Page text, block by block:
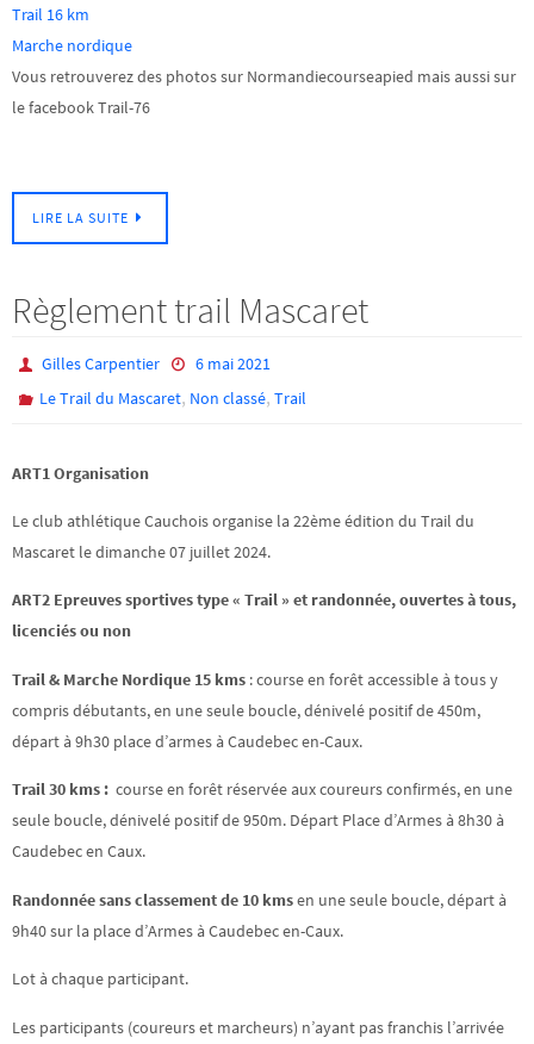
Trail 16 km
Marche nordique
Vous retrouverez des photos sur Normandiecourseapied mais aussi sur
le facebook Trail-76
LIRE LA SUITE
Règlement trail Mascaret
Gilles Carpentier
6 mai 2021
Le Trail du Mascaret, Non classé,Trail
ART1 Organisation
Le club athlétique Cauchois organise la 22ème édition du Trail du
Mascaret le dimanche 07 juillet 2024.
ART2 Epreuves sportives type « Trail » et randonnée, ouvertes à tous,
licenciés ou non
Trail & Marche Nordique 15 kms : course en forêt accessible à tous y
compris débutants, en une seule boucle, dénivelé positif de 450m,
départ à 9h30 place d’armes à Caudebec en-Caux.
Trail 30 kms : course en forêt réservée aux coureurs confirmés, en une
seule boucle, dénivelé positif de 950m. Départ Place d’Armes à 8h30 à
Caudebec en Caux.
Randonnée sans classement de 10 kmsen une seule boucle, départ à
9h40 sur la place d’Armes à Caudebec en-Caux.
Lot à chaque participant.
Les participants (coureurs et marcheurs) n’ayant pas franchis l’arrivée